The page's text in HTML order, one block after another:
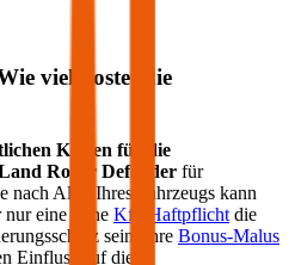
viel kostet die
Kosten für die
Rover Defender für
nach Alter Ihres Fahrzeugs kann
nur eine reine Kfz-Haftpflicht die
sein. Ihre Bonus-Malus
Einfluss auf die